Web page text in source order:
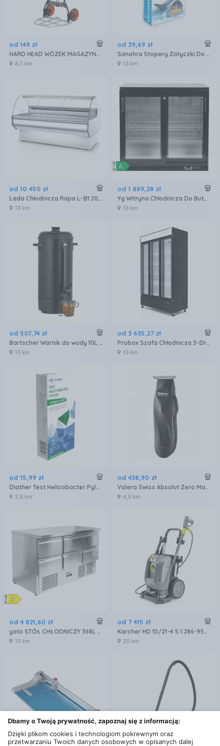
od 149 zł
HARD HEAD WÓZEK MAGAZYNOWY 90KG
8,7 km
od 39,69 zł
Sanohra Stopery Zatyczki Do Uszu Fly Samolotu
13 km
od 10 450 zł
Lada Chłodnicza Rapa L-B1 201/90 Rapa L-B1 201/90
13 km
od 1 889,28 zł
Yg Witryna Chłodnicza Do Butelek 2-Drzwiowa Czarna, Drzwi Przesówne | 920X515X905 227L |
13 km
od 507,74 zł
Bartscher Warnik do wody 10L S 200131
13 km
od 3 635,27 zł
Probox Szafa Chłodnicza 3-Drzwiowa Przeszklona 907L Pxec-1200
13 km
od 15,99 zł
Diather Test Helicobacter Pylori Antygen W Kale 1 Sztuka
2,6 km
od 438,90 zł
Valera Swiss Absolut Zero Maszynka
4,5 km
od 4 821,60 zł
yato STÓŁ CHŁODNICZY 368L Z 6 SZUFLADAMI YG-05281
13 km
od 7 415 zł
Karcher HD 10/21-4 S 1.286-950.0
20 km
Dbamy o Twoją prywatność, zapoznaj się z informacją:
Dzięki plikom cookies i technologiom pokrewnym oraz
przetwarzaniu Twoich danych osobowych w opisanych dalej